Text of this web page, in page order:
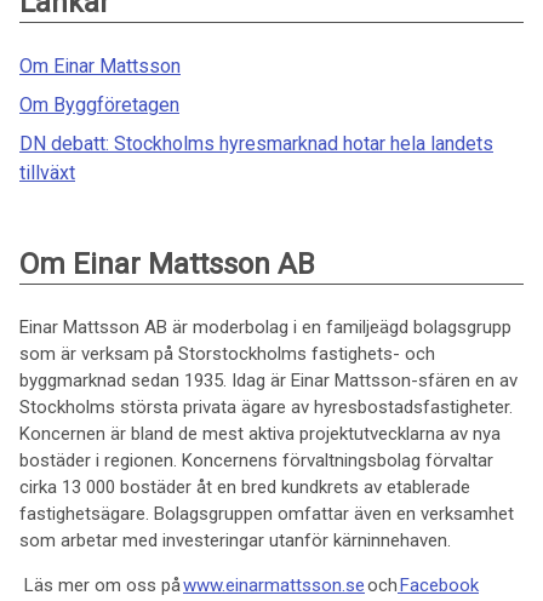
Om Einar Mattsson
Om Byggföretagen
DN debatt: Stockholms hyresmarknad hotar hela landets
tillväxt
Om Einar Mattsson AB
Einar Mattsson AB är moderbolag i en familjeägd bolagsgrupp
som är verksam på Storstockholms fastighets- och
byggmarknad sedan 1935. Idag är Einar Mattsson-sfären en av
Stockholms största privata ägare av hyresbostadsfastigheter.
Koncernen är bland de mest aktiva projektutvecklarna av nya
bostäder i regionen. Koncernens förvaltningsbolag förvaltar
cirka 13 000 bostäder åt en bred kundkrets av etablerade
fastighetsägare. Bolagsgruppen omfattar även en verksamhet
som arbetar med investeringar utanför kärninnehaven.
Läs mer om oss påwww.einarmattsson.seochFacebook